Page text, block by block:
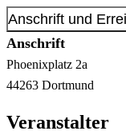
Anschrift und
Anschrift
Phoenixplatz 2a
44263 Dortmund
Veranstalter